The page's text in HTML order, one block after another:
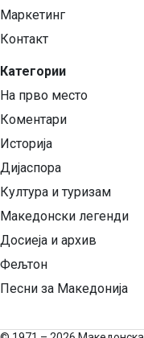
Маркетинг
Контакт
Категории
На прво место
Коментари
Историја
Дијаспора
Култура и туризам
Македонски легенди
Досиеја и архив
Фељтон
Песни за Македонија